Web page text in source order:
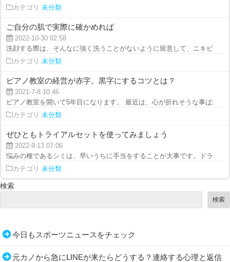
カテゴリ 未分類
ご自分の肌で実際に確かめれば
2022-10-30 02:58
洗顔する際は、そんなに強く洗うことがないように留意して、ニキビを損
カテゴリ 未分類
ピアノ教室の経営が赤字。黒字にするコツとは？
2021-7-8 10:46
ピアノ教室を開いて5年目になります。 最近は、心が折れそうな事ばかり
カテゴリ 未分類
ぜひともトライアルセットを使ってみましょう
2022-9-13 07:06
悩みの種であるシミは、早いうちに手当をすることが大事です。ドラッグ
カテゴリ 未分類
検索
検索
今日もスポーツニュースをチェック
元カノから急にLINEが来たらどうする？連絡する心理と返信